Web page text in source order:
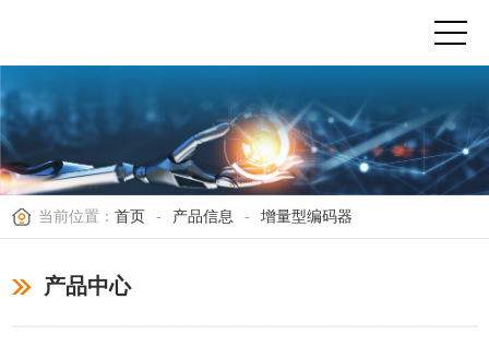
当前位置： 首页 - 产品信息 - 增量型编码器
产品中心